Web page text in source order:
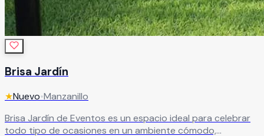
Brisa Jardín
★Nuevo•Manzanillo
Brisa Jardín de Eventos es un espacio ideal para celebrar
todo tipo de ocasiones en un ambiente cómodo,